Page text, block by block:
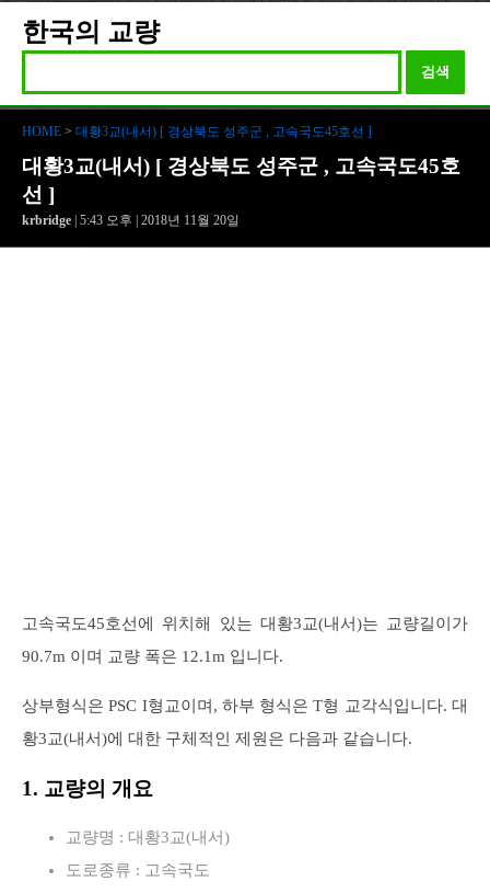
한국의 교량
검색
HOME > 대황3교(내서) [ 경상북도 성주군 , 고속국도45호선 ]
대황3교(내서) [ 경상북도 성주군 , 고속국도45호
선 ]
krbridge | 5:43 오후 | 2018년 11월 20일
고속국도45호선에 위치해 있는 대황3교(내서)는 교량길이가
90.7m 이며 교량 폭은 12.1m 입니다.
상부형식은 PSC I형교이며, 하부 형식은 T형 교각식입니다. 대
황3교(내서)에 대한 구체적인 제원은 다음과 같습니다.
1. 교량의 개요
교량명 : 대황3교(내서)
도로종류 : 고속국도